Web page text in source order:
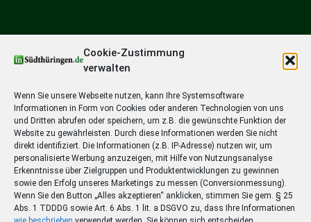
Cookie-Zustimmung
verwalten
Wenn Sie unsere Webseite nutzen, kann Ihre Systemsoftware
Informationen in Form von Cookies oder anderen Technologien von uns
und Dritten abrufen oder speichern, um z.B. die gewünschte Funktion der
Website zu gewährleisten. Durch diese Informationen werden Sie nicht
direkt identifiziert. Die Informationen (z.B. IP-Adresse) nutzen wir, um
personalisierte Werbung anzuzeigen, mit Hilfe von Nutzungsanalyse
Erkenntnisse über Zielgruppen und Produktentwicklungen zu gewinnen
sowie den Erfolg unseres Marketings zu messen (Conversionmessung).
Wenn Sie den Button „Alles akzeptieren“ anklicken, stimmen Sie gem. § 25
Abs. 1 TDDDG sowie Art. 6 Abs. 1 lit. a DSGVO zu, dass Ihre Informationen